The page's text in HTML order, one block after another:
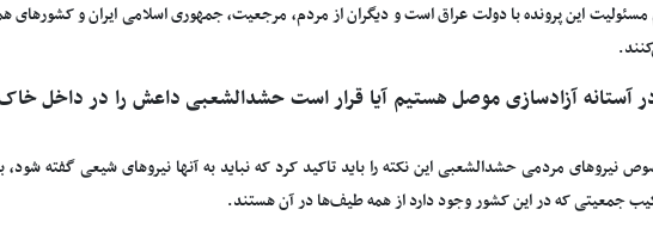
مسئولیت این پرونده با دولت عراق است و دیگران از مردم، مرجعیت، جمهوری اسلامی ایران و کشورهای
آستانه آزادسازی موصل هستیم آیا قرار است حشدالشعبی داعش را در داخل
نیروهای مردمی حشدالشعبی این نکته را باید تاکید کرد که نباید به آنها نیروهای شیعی گفته ‌شود،
جمعیتی که در این کشور وجود دارد از همه طیف‌ها در آن هستند.